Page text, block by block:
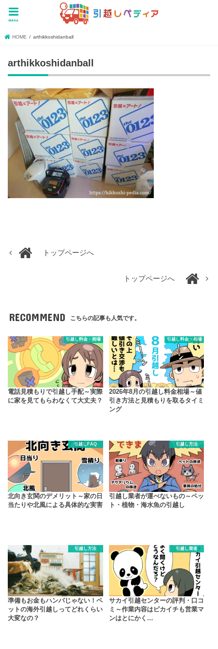
menu
HOME arthikkoshidanball
arthikkoshidanball
トップページへ
トップページへ
RECOMMEND こちらの記事も人気です。
引越し料金・相場
電話見積もりで引越し手配～実際
に家を見てもらわなくて大丈夫？
引越し料金・相場
2026年8月の引越し料金相場～値
引き方法と見積もりを取るタイミ
ング
引越しFAQ
北向き玄関のデメリット～家の日
当たりや北風による具体的な実害
引越し方法
引越し業者が運べないもの～ペッ
ト・植物・海水魚の引越し
引越し方法
準備もお金もハンパじゃない！ペ
ットの海外引越しってどれくらい
大変なの？
引越し業者
サカイ引越センターの評判・口コ
ミ～作業内容はピカイチも営業マ
ンはとにかく…